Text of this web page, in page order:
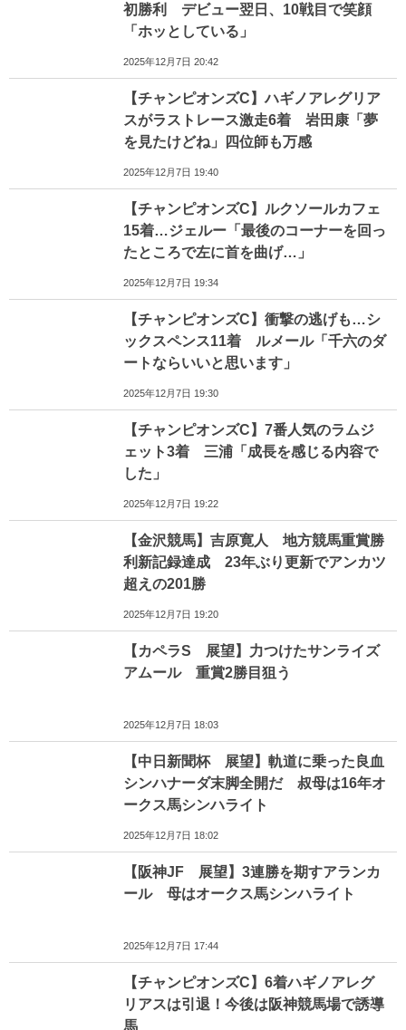
初勝利 デビュー翌日、10戦目で笑顔
「ホッとしている」
2025年12月7日 20:42
【チャンピオンズC】ハギノアレグリア
スがラストレース激走6着 岩田康「夢
を見たけどね」四位師も万感
2025年12月7日 19:40
【チャンピオンズC】ルクソールカフェ
15着…ジェルー「最後のコーナーを回っ
たところで左に首を曲げ…」
2025年12月7日 19:34
【チャンピオンズC】衝撃の逃げも…シ
ックスペンス11着 ルメール「千六のダ
ートならいいと思います」
2025年12月7日 19:30
【チャンピオンズC】7番人気のラムジ
ェット3着 三浦「成長を感じる内容で
した」
2025年12月7日 19:22
【金沢競馬】吉原寛人 地方競馬重賞勝
利新記録達成 23年ぶり更新でアンカツ
超えの201勝
2025年12月7日 19:20
【カペラS 展望】力つけたサンライズ
アムール 重賞2勝目狙う
2025年12月7日 18:03
【中日新聞杯 展望】軌道に乗った良血
シンハナーダ末脚全開だ 叔母は16年オ
ークス馬シンハライト
2025年12月7日 18:02
【阪神JF 展望】3連勝を期すアランカ
ール 母はオークス馬シンハライト
2025年12月7日 17:44
【チャンピオンズC】6着ハギノアレグ
リアスは引退！今後は阪神競馬場で誘導
馬